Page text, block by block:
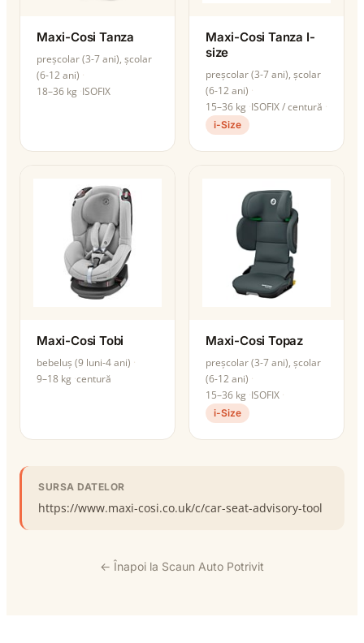
Maxi-Cosi Tanza
preșcolar (3-7 ani), școlar
(6-12 ani)
18–36 kg ISOFIX
Maxi-Cosi Tanza I-
size
preșcolar (3-7 ani), școlar
(6-12 ani)
15–36 kg ISOFIX / centură
i-Size
Maxi-Cosi Tobi
bebeluș (9 luni-4 ani)
9–18 kg centură
Maxi-Cosi Topaz
preșcolar (3-7 ani), școlar
(6-12 ani)
15–36 kg ISOFIX
i-Size
SURSA DATELOR
https://www.maxi-cosi.co.uk/c/car-seat-advisory-tool
← Înapoi la Scaun Auto Potrivit